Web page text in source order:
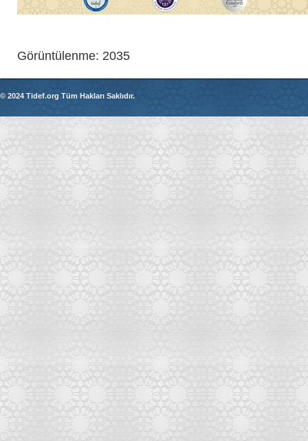
Görüntülenme: 2035
© 2024 Tidef.org Tüm Hakları Saklıdır.